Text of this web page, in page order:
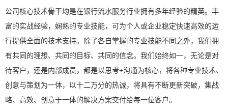
公司核心技术骨干均是在银行流水服务行业拥有多年经验的精英。丰
富的实战经验，娴熟的专业技能，可为个人或企业稳定快速高效的运
行提供全面的技术支持。除了各自掌握的专业技能不同之外，我们拥
有共同的理想、共同的目标、共同的信念。我们始终如一，无论是对
待客户，还是内部成员，都是以思考+沟通为核心，将各种专业技术、
创意与策划为一体，以十二万分的热诚，将具有不断更新突破，集战
略、高效、创意于一体的解决方案交付给每一位客户。